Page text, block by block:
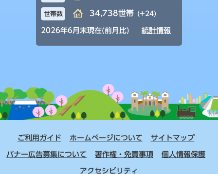
世帯数 34,738世帯 (+24)
2026年6月末現在(前月比) 統計情報
ご利用ガイド ホームページについて サイトマップ
バナー広告募集について 著作権・免責事項 個人情報保護
アクセシビリティ